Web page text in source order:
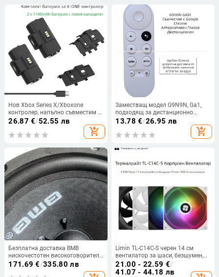
Нов Xbox Series X/Xboxone
контролер, напълно съвместим с
батерии, аксесоар за игри,
производител, игрова конзола
26.87 €/52.55 лв
add_shopping_cart
Заместващ модел G9N9N, Ga1,
подходящ за дистанционно
управление Chromecast Google
13.78 €/26.95 лв
add_shopping_cart
Безплатна доставка BMB
нискочестотен високоговорител
за KTV високоговорител,
субуфер, рог 8 инча, 10 инча, 12
171.69 €/335.80 лв
Limin TL-C14C-S черен 14 см
вентилатор за шаси, безшумен,
бял, ARGB, охлаждащ вентилатор
за компютър
21.00 - 22.59 €/
41.07 - 44.18 лв